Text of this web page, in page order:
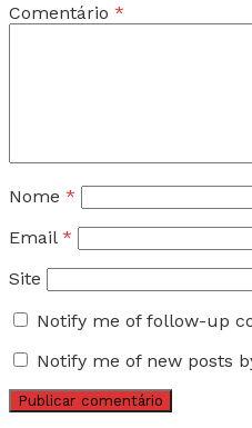
Comentário *
Nome *
Email *
Site
Notify me of follow-up
Notify me of new posts